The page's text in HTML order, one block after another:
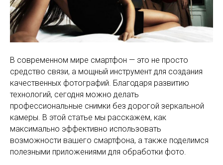
В современном мире смартфон — это не просто
средство связи, а мощный инструмент для создания
качественных фотографий. Благодаря развитию
технологий, сегодня можно делать
профессиональные снимки без дорогой зеркальной
камеры. В этой статье мы расскажем, как
максимально эффективно использовать
возможности вашего смартфона, а также поделимся
полезными приложениями для обработки фото.